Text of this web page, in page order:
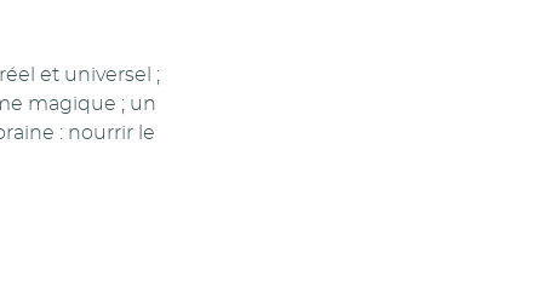
et universel ;
magique ; un
: nourrir le